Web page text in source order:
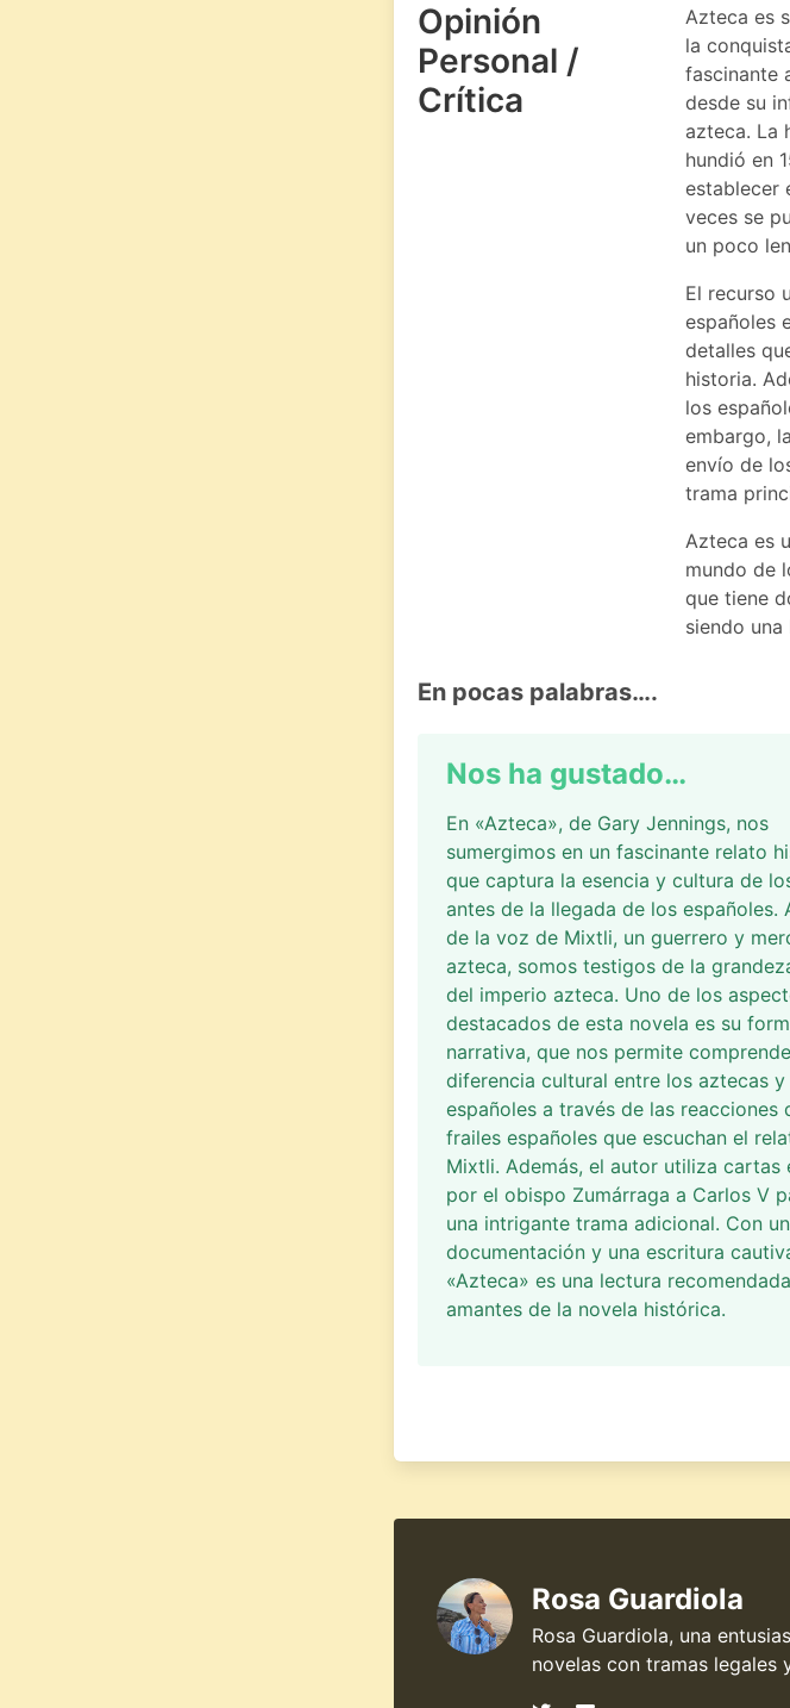
Opinión
Personal /
Crítica
Azteca es
la
fascinante
desde su
azteca. La
hundió en
establecer
veces se
un poco
El recurso
españoles
detalles
historia.
los
embargo,
envío de
trama
Azteca es
mundo de
que tiene
siendo
En pocas palabras….
Nos ha gustado…
En «Azteca», de Gary Jennings, nos
sumergimos en un fascinante relato
que captura la esencia y cultura de
antes de la llegada de los españoles.
de la voz de Mixtli, un guerrero y
azteca, somos testigos de la
del imperio azteca. Uno de los
destacados de esta novela es su
narrativa, que nos permite
diferencia cultural entre los aztecas y
españoles a través de las reacciones
frailes españoles que escuchan el
Mixtli. Además, el autor utiliza cartas
por el obispo Zumárraga a Carlos V
una intrigante trama adicional. Con
documentación y una escritura
«Azteca» es una lectura
amantes de la novela histórica.
Rosa Guardiola
Rosa Guardiola, una
novelas con tramas legales